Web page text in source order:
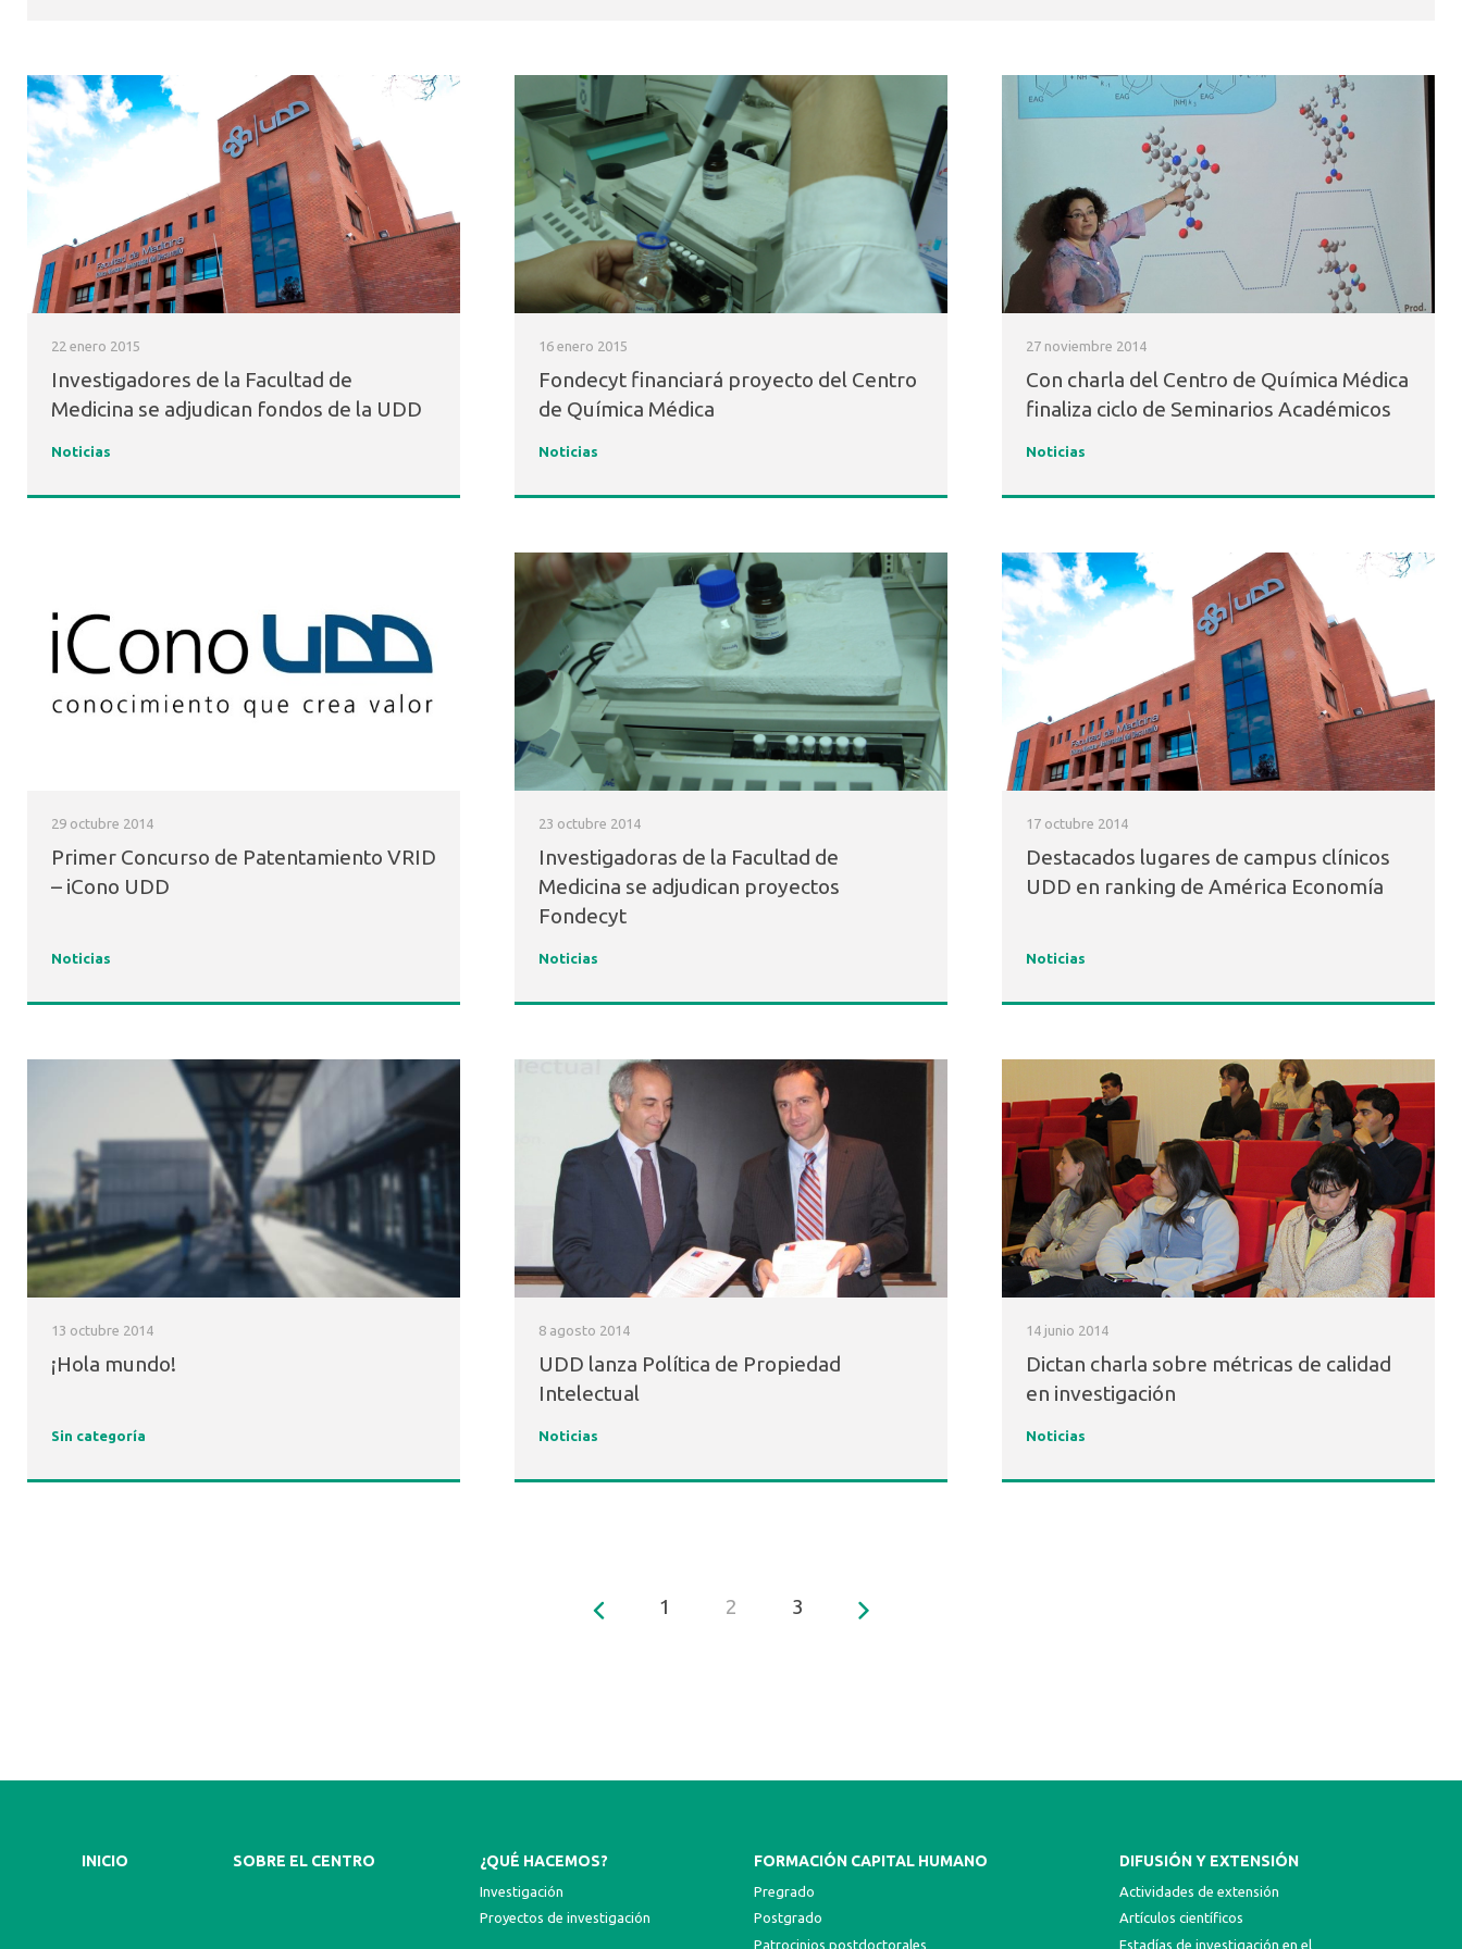
22 enero 2015
Investigadores de la Facultad de
Medicina se adjudican fondos de la UDD
Noticias
16 enero 2015
Fondecyt financiará proyecto del Centro
de Química Médica
Noticias
27 noviembre 2014
Con charla del Centro de Química Médica
finaliza ciclo de Seminarios Académicos
Noticias
29 octubre 2014
Primer Concurso de Patentamiento VRID
– iCono UDD
Noticias
23 octubre 2014
Investigadoras de la Facultad de
Medicina se adjudican proyectos
Fondecyt
Noticias
17 octubre 2014
Destacados lugares de campus clínicos
UDD en ranking de América Economía
Noticias
13 octubre 2014
¡Hola mundo!
Sin categoría
8 agosto 2014
UDD lanza Política de Propiedad
Intelectual
Noticias
14 junio 2014
Dictan charla sobre métricas de calidad
en investigación
Noticias
1 2 3
INICIO SOBRE EL CENTRO ¿QUÉ HACEMOS?
Investigación
Proyectos de investigación
FORMACIÓN CAPITAL HUMANO
Pregrado
Postgrado
Patrocinios postdoctorales
DIFUSIÓN Y EXTENSIÓN
Actividades de extensión
Artículos científicos
Estadías de investigación en el